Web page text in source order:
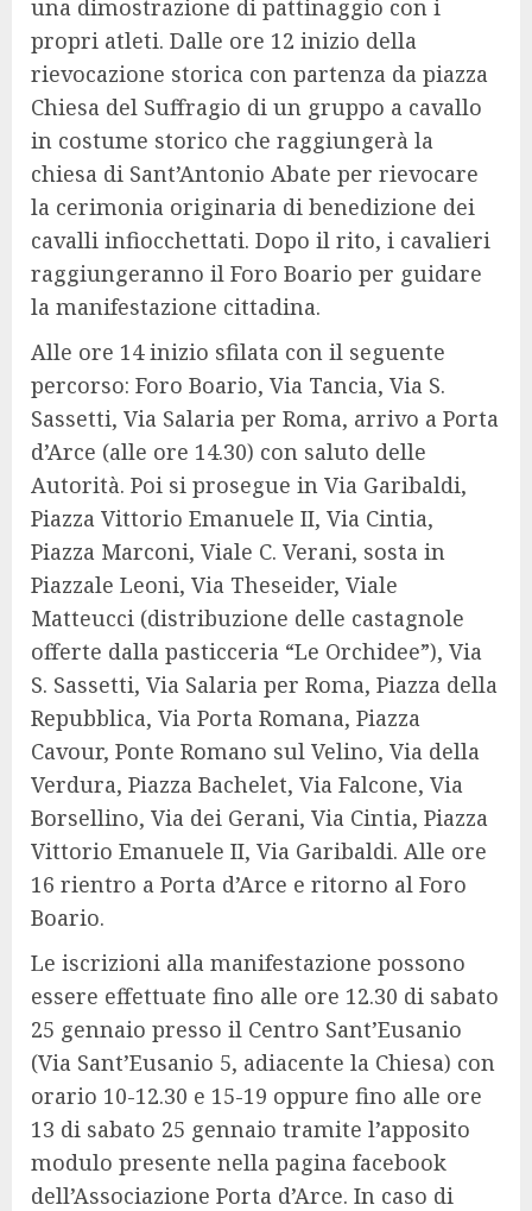
una dimostrazione di pattinaggio con i
propri atleti. Dalle ore 12 inizio della
rievocazione storica con partenza da piazza
Chiesa del Suffragio di un gruppo a cavallo
in costume storico che raggiungerà la
chiesa di Sant’Antonio Abate per rievocare
la cerimonia originaria di benedizione dei
cavalli infiocchettati. Dopo il rito, i cavalieri
raggiungeranno il Foro Boario per guidare
la manifestazione cittadina.
Alle ore 14 inizio sfilata con il seguente
percorso: Foro Boario, Via Tancia, Via S.
Sassetti, Via Salaria per Roma, arrivo a Porta
d’Arce (alle ore 14.30) con saluto delle
Autorità. Poi si prosegue in Via Garibaldi,
Piazza Vittorio Emanuele II, Via Cintia,
Piazza Marconi, Viale C. Verani, sosta in
Piazzale Leoni, Via Theseider, Viale
Matteucci (distribuzione delle castagnole
offerte dalla pasticceria “Le Orchidee”), Via
S. Sassetti, Via Salaria per Roma, Piazza della
Repubblica, Via Porta Romana, Piazza
Cavour, Ponte Romano sul Velino, Via della
Verdura, Piazza Bachelet, Via Falcone, Via
Borsellino, Via dei Gerani, Via Cintia, Piazza
Vittorio Emanuele II, Via Garibaldi. Alle ore
16 rientro a Porta d’Arce e ritorno al Foro
Boario.
Le iscrizioni alla manifestazione possono
essere effettuate fino alle ore 12.30 di sabato
25 gennaio presso il Centro Sant’Eusanio
(Via Sant’Eusanio 5, adiacente la Chiesa) con
orario 10-12.30 e 15-19 oppure fino alle ore
13 di sabato 25 gennaio tramite l’apposito
modulo presente nella pagina facebook
dell’Associazione Porta d’Arce. In caso di